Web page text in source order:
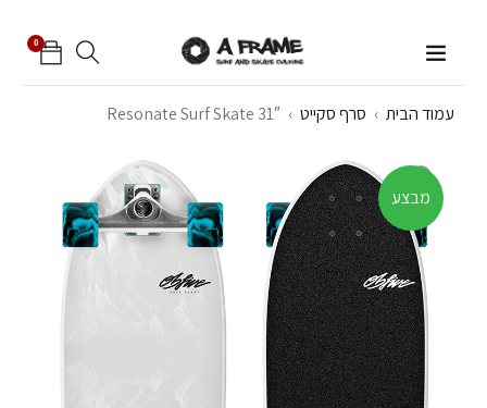
0
עמוד הבית › סרף סקייט ›
Resonate Surf Skate 31″
מבצע